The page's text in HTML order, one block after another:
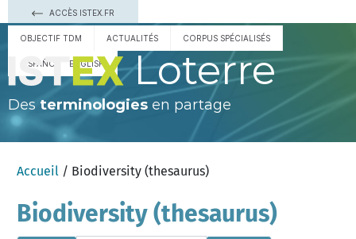
ACCÈS ISTEX.FR
OBJECTIF TDM ACTUALITÉS CORPUS SPÉCIALISÉS
ESPAÑOL ENGLISH Loterre
Des terminologies en partage
Accueil / Biodiversity (thesaurus)
Biodiversity (thesaurus)